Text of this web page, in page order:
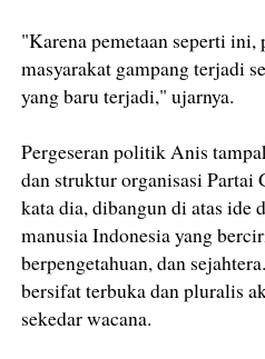
"Karena pemetaan seperti ini,
masyarakat gampang terjadi
yang baru terjadi," ujarnya.
Pergeseran politik Anis
dan struktur organisasi Partai
kata dia, dibangun di atas ide
manusia Indonesia yang
berpengetahuan, dan
bersifat terbuka dan pluralis
sekedar wacana.